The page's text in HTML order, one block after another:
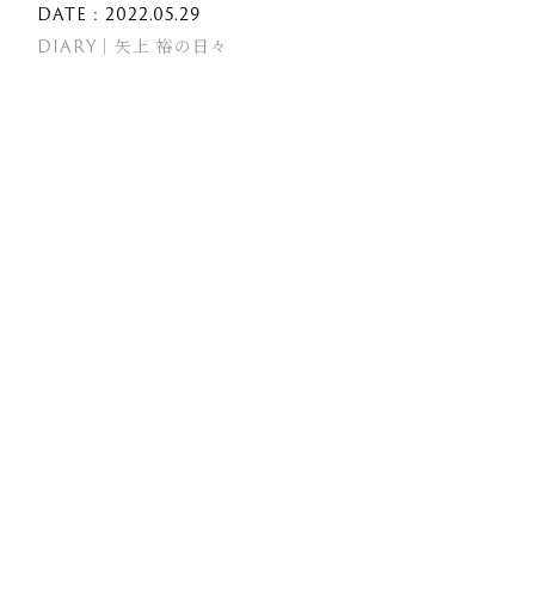
DATE : 2022.05.29
DIARY｜矢上 裕の日々